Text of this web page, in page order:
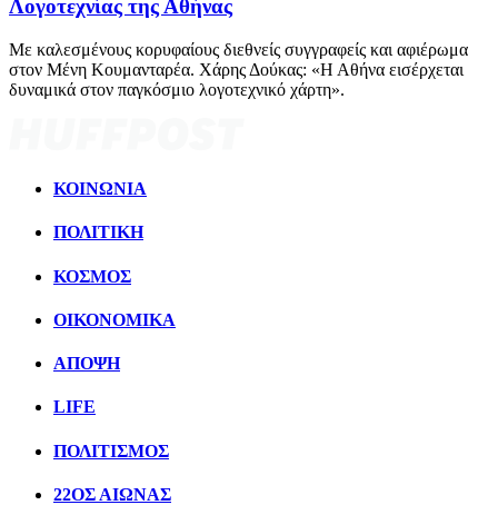
Λογοτεχνίας της Αθήνας
Με καλεσμένους κορυφαίους διεθνείς συγγραφείς και αφιέρωμα
στον Μένη Κουμανταρέα. Χάρης Δούκας: «Η Αθήνα εισέρχεται
δυναμικά στον παγκόσμιο λογοτεχνικό χάρτη».
ΚΟΙΝΩΝΙΑ
ΠΟΛΙΤΙΚΗ
ΚΟΣΜΟΣ
ΟΙΚΟΝΟΜΙΚΑ
ΑΠΟΨΗ
LIFE
ΠΟΛΙΤIΣΜΟΣ
22ΟΣ ΑΙΩΝΑΣ